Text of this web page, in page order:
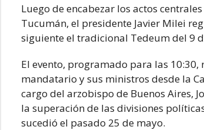
Luego de encabezar los actos
Tucumán, el presidente Javier Milei
siguiente el tradicional Tedeum del 9
El evento, programado para las
mandatario y sus ministros desde la
cargo del arzobispo de Buenos Aires,
la superación de las divisiones
sucedió el pasado 25 de mayo.